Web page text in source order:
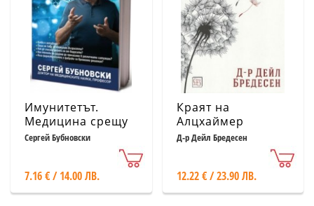
Имунитетът.
Медицина срещу
медицината
Сергей Бубновски
7.16 € / 14.00 ЛВ.
Краят на
Алцхаймер
Д-р Дейл Бредесен
12.22 € / 23.90 ЛВ.